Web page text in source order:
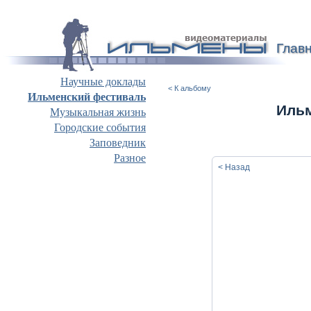
Научные доклады
Ильменский фестиваль
Музыкальная жизнь
Городские события
Заповедник
Разное
< К альбому
< Назад